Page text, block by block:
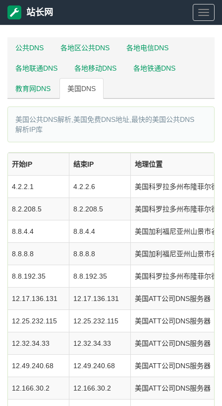
站
站长网
公共DNS 各地区公共DNS 各地电信DNS
各地联通DNS 各地移动DNS 各地铁通DNS
教育网DNS 美国DNS
美国公共DNS解析,美国免费DNS地址,最快的美国公共DNS
解析IP库
开始IP 结束IP 地理位置
4.2.2.1 4.2.2.6 美国科罗拉多州布隆菲尔德
8.2.208.5 8.2.208.5 美国科罗拉多州布隆菲尔德
8.8.4.4 8.8.4.4 美国加利福尼亚州山景市谷
8.8.8.8 8.8.8.8 美国加利福尼亚州山景市谷
8.8.192.35 8.8.192.35 美国科罗拉多州布隆菲尔德
12.17.136.131 12.17.136.131 美国ATT公司DNS服务器
12.25.232.115 12.25.232.115 美国ATT公司DNS服务器
12.32.34.33 12.32.34.33 美国ATT公司DNS服务器
12.49.240.68 12.49.240.68 美国ATT公司DNS服务器
12.166.30.2 12.166.30.2 美国ATT公司DNS服务器